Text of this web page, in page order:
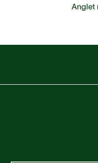
Anglet